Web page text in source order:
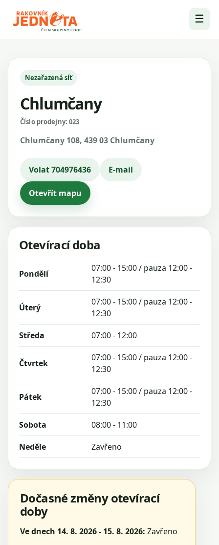
ČLEN SKUPINY COOP
☰
Nezařazená síť
Chlumčany
Číslo prodejny: 023
Chlumčany 108, 439 03 Chlumčany
Volat 704976436 E-mail
Otevřít mapu
Otevírací doba
Pondělí
07:00 - 15:00 / pauza 12:00 -
12:30
Úterý
07:00 - 15:00 / pauza 12:00 -
12:30
Středa 07:00 - 12:00
Čtvrtek
07:00 - 15:00 / pauza 12:00 -
12:30
Pátek
07:00 - 15:00 / pauza 12:00 -
12:30
Sobota 08:00 - 11:00
Neděle Zavřeno
Dočasné změny otevírací
doby
Ve dnech 14. 8. 2026 - 15. 8. 2026: Zavřeno